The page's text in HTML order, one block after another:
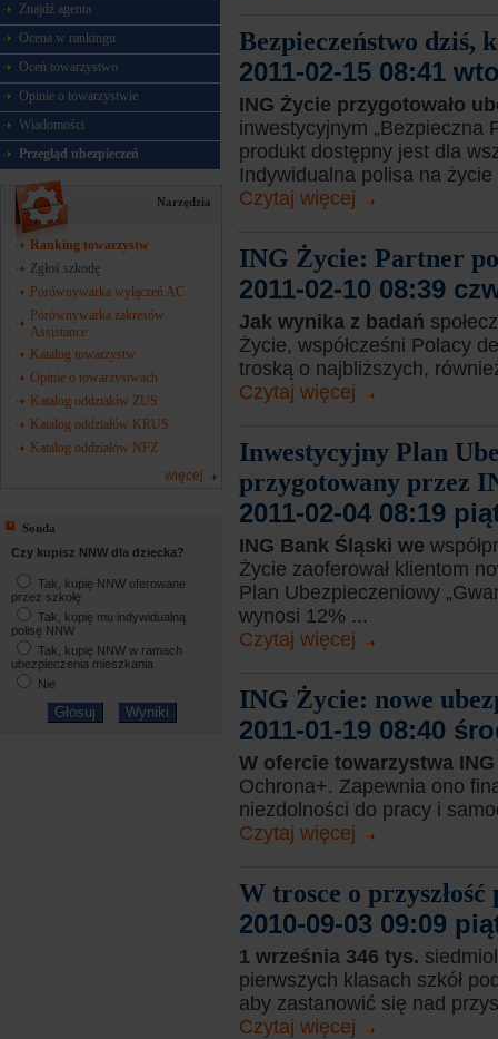
Znajdź agenta
Ocena w rankingu
Oceń towarzystwo
Opinie o towarzystwie
Wiadomości
Przegląd ubezpieczeń
Narzędzia
Ranking towarzystw
Zgłoś szkodę
Porównywarka wyłączeń AC
Porównywarka zakresów
Assistance
Katalog towarzystw
Opinie o towarzystwach
Katalog oddziałów ZUS
Katalog oddziałów KRUS
Katalog oddziałów NFZ
więcej
Sonda
Czy kupisz NNW dla dziecka?
Tak, kupię NNW oferowane
przez szkołę
Tak, kupię mu indywidualną
polisę NNW
Tak, kupię NNW w ramach
ubezpieczenia mieszkania
Nie
Bezpieczeństwo dziś,
2011-02-15 08:41
ING Życie przygotowało
inwestycyjnym „Bezpieczna
produkt dostępny jest dla
Indywidualna polisa na życie
Czytaj więcej
ING Życie: Partner
2011-02-10 08:39
Jak wynika z badań
Życie, współcześni Polacy
troską o najbliższych,
Czytaj więcej
Inwestycyjny Plan
przygotowany przez
2011-02-04 08:19
ING Bank Śląski we
Życie zaoferował klientom
Plan Ubezpieczeniowy
wynosi 12% ...
Czytaj więcej
ING Życie: nowe
2011-01-19 08:40
W ofercie towarzystwa
Ochrona+. Zapewnia ono
niezdolności do pracy i
Czytaj więcej
W trosce o
2010-09-03 09:09
1 września 346 tys.
pierwszych klasach szkół
aby zastanowić się nad
Czytaj więcej